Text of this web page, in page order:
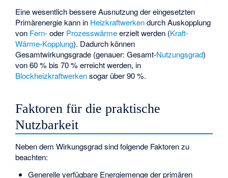
Eine wesentlich bessere Ausnutzung der eingesetzten
Primärenergie kann in Heizkraftwerkendurch Auskopplung
von Fern-oder Prozesswärmeerzielt werden (Kraft-
Wärme-Kopplung). Dadurch können
Gesamtwirkungsgrade (genauer: Gesamt-Nutzungsgrad)
von 60 % bis 70 % erreicht werden, in
Blockheizkraftwerkensogar über 90 %.
Faktoren für die praktische
Nutzbarkeit
Neben dem Wirkungsgrad sind folgende Faktoren zu
beachten:
Generelle verfügbare Energiemenge der primären